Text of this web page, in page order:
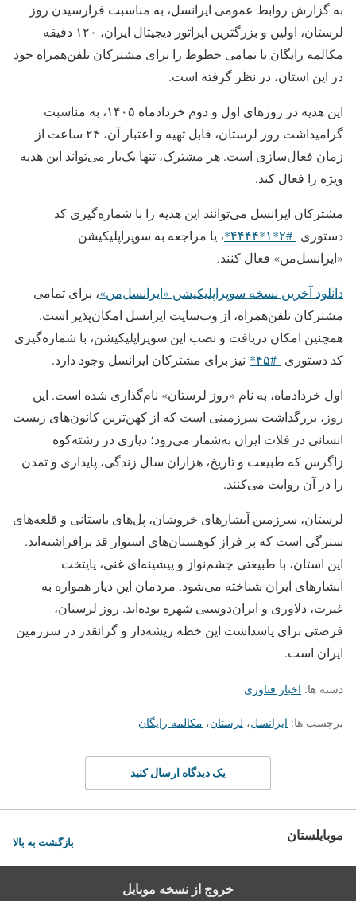
به گزارش روابط عمومی ایرانسل، به مناسبت فرارسیدن روز
لرستان، اولین و بزرگترین اپراتور دیجیتال ایران، ۱۲۰ دقیقه
مکالمه رایگان با تمامی خطوط را برای مشترکان تلفن‌همراه خود
در این استان، در نظر گرفته است.
این هدیه در روزهای اول و دوم خردادماه ۱۴۰۵، به مناسبت
گرامیداشت روز لرستان، قابل تهیه و اعتبار آن، ۲۴ ساعت از
زمان فعال‌سازی است. هر مشترک، تنها یک‌بار می‌تواند این هدیه
ویژه را فعال کند.
مشترکان ایرانسل می‌توانند این هدیه را با شماره‌گیری کد
دستوری #۲*۱*۴۴۴۴*
، یا مراجعه به سوپراپلیکیشن
«ایرانسل‌من» فعال کنند.
دانلود آخرین نسخه سوپراپلیکیشن «ایرانسل‌من»، برای تمامی
مشترکان تلفن‌همراه، از وب‌سایت ایرانسل امکان‌پذیر است.
همچنین امکان دریافت و نصب این سوپراپلیکیشن، با شماره‌گیری
کد دستوری #۴۵* نیز برای مشترکان ایرانسل وجود دارد.
اول خردادماه، به نام «روز لرستان» نام‌گذاری شده است. این
روز، بزرگداشت سرزمینی است که از کهن‌ترین کانون‌های زیست
انسانی در فلات ایران به‌شمار می‌رود؛ دیاری در رشته‌کوه
زاگرس که طبیعت و تاریخ، هزاران سال زندگی، پایداری و تمدن
را در آن روایت می‌کنند.
لرستان، سرزمین آبشارهای خروشان، پل‌های باستانی و قلعه‌های
سترگی است که بر فراز کوهستان‌های استوار قد برافراشته‌اند.
این استان، با طبیعتی چشم‌نواز و پیشینه‌ای غنی، پایتخت
آبشارهای ایران شناخته می‌شود. مردمان این دیار همواره به
غیرت، دلاوری و ایران‌دوستی شهره بوده‌اند. روز لرستان،
فرصتی برای پاسداشت این خطه ریشه‌دار و گرانقدر در سرزمین
ایران است.
دسته ها: اخبار فناوری
برچسب ها: ایرانسل، لرستان، مکالمه رایگان
یک دیدگاه ارسال کنید
موبایلستان بازگشت به بالا
خروج از نسخه موبایل